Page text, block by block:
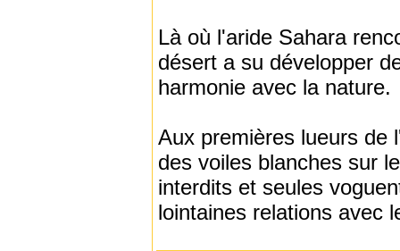
Là où l'aride Sahara
désert a su développer
harmonie avec la nature.
Aux premières lueurs de
des voiles blanches sur
interdits et seules
lointaines relations avec